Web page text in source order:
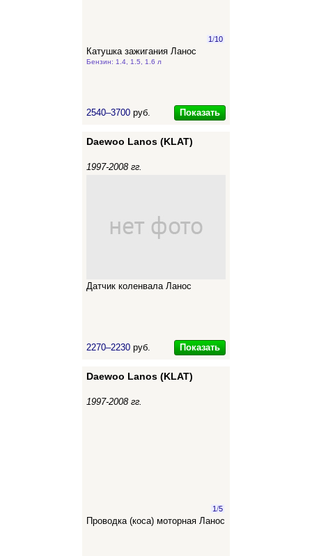
1/10
Катушка зажигания Ланос
Бензин: 1.4, 1.5, 1.6 л
2540–3700 руб. Показать
Daewoo Lanos (KLAT)
1997-2008 гг.
Датчик коленвала Ланос
2270–2230 руб. Показать
Daewoo Lanos (KLAT)
1997-2008 гг.
1/5
Проводка (коса) моторная Ланос